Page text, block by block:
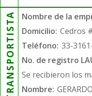
TRANSPORTISTA Nombre de la
Domicilio: Cedros
Teléfono: 33-
No. de registro
Se recibieron los
Nombre: